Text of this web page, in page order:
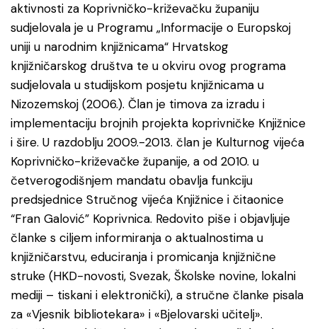
aktivnosti za Koprivničko-križevačku županiju
sudjelovala je u Programu „Informacije o Europskoj
uniji u narodnim knjižnicama“ Hrvatskog
knjižničarskog društva te u okviru ovog programa
sudjelovala u studijskom posjetu knjižnicama u
Nizozemskoj (2006.). Član je timova za izradu i
implementaciju brojnih projekta koprivničke Knjižnice
i šire. U razdoblju 2009.-2013. član je Kulturnog vijeća
Koprivničko-križevačke županije, a od 2010. u
četverogodišnjem mandatu obavlja funkciju
predsjednice Stručnog vijeća Knjižnice i čitaonice
“Fran Galović” Koprivnica. Redovito piše i objavljuje
članke s ciljem informiranja o aktualnostima u
knjižničarstvu, educiranja i promicanja knjižnične
struke (HKD-novosti, Svezak, Školske novine, lokalni
mediji – tiskani i elektronički), a stručne članke pisala
za «Vjesnik bibliotekara» i «Bjelovarski učitelj».